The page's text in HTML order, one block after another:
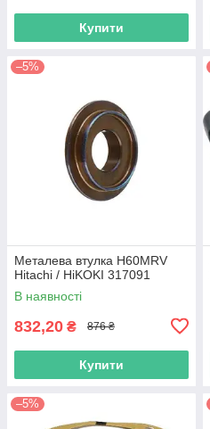
Купити
–5%
Металева втулка H60MRV
Hitachi / HiKOKI 317091
В наявності
832,20 ₴ 876 ₴
Купити
–5%